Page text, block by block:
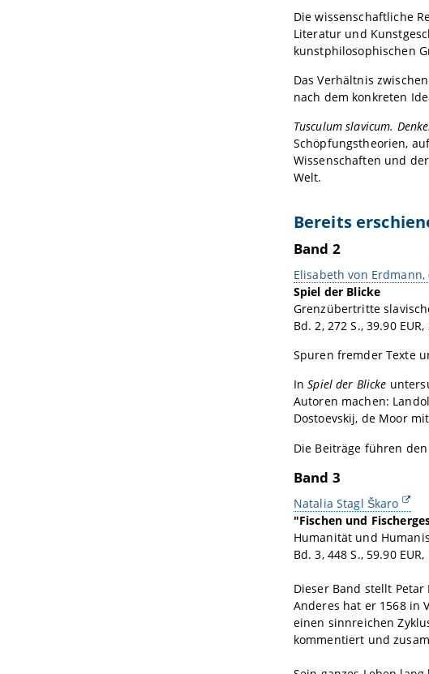
Die wissenschaftliche
Literatur und
kunstphilosophischen
Das Verhältnis
nach dem konkreten
Tusculum slavicum.
Schöpfungstheorien,
Wissenschaften und
Welt.
Bereits
Band 2
Elisabeth von Erdmann,
Spiel der Blicke
Grenzübertritte
Bd. 2, 272 S., 39.90
Spuren fremder Texte
InSpiel der Blicke
Autoren machen:
Dostoevskij, de Moor
Die Beiträge führen
Band 3
Natalia Stagl Škaro
"Fischen und
Humanität und
Bd. 3, 448 S., 59.90
Dieser Band stellt Petar
Anderes hat er 1568
einen sinnreichen
kommentiert und